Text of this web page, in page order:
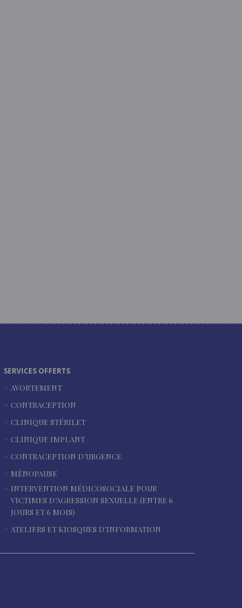
SERVICES OFFERTS
AVORTEMENT
CONTRACEPTION
CLINIQUE STÉRILET
CLINIQUE IMPLANT
CONTRACEPTION D’URGENCE
MÉNOPAUSE
INTERVENTION MÉDICOSOCIALE POUR
VICTIMES D’AGRESSION SEXUELLE (ENTRE 6
JOURS ET 6 MOIS)
ATELIERS ET KIOSQUES D’INFORMATION